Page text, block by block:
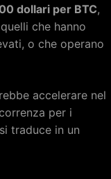
dollari per BTC,
che hanno
o che operano
accelerare nel
per i
traduce in un